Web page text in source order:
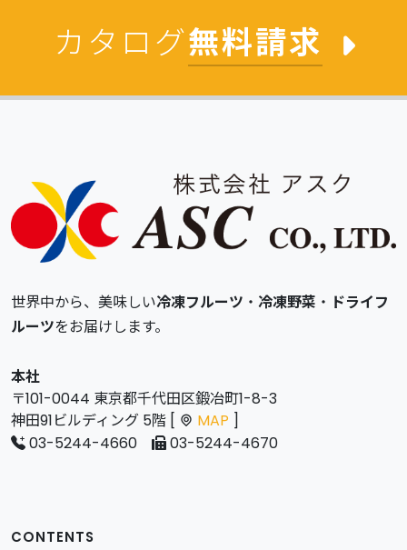
カタログ無料請求
世界中から、美味しい冷凍フルーツ ・ 冷凍野菜 ・ ドライフ
ルーツをお届けします。
本社
〒101-0044 東京都千代田区鍛冶町1-8-3
神田91ビルディング 5階 [
MAP ]
03-5244-4660
03-5244-4670
CONTENTS